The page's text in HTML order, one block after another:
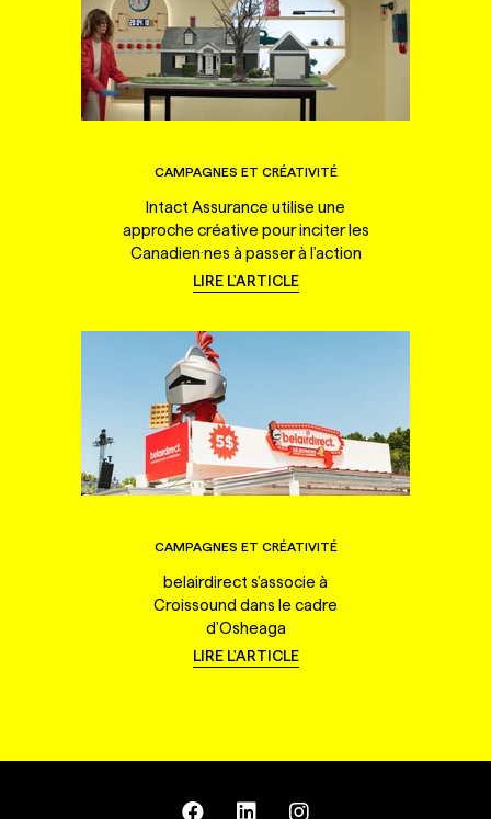
CAMPAGNES ET CRÉATIVITÉ
Intact Assurance utilise une
approche créative pour inciter les
Canadien·nes à passer à l'action
LIRE L'ARTICLE
CAMPAGNES ET CRÉATIVITÉ
belairdirect s'associe à
Croissound dans le cadre
d'Osheaga
LIRE L'ARTICLE